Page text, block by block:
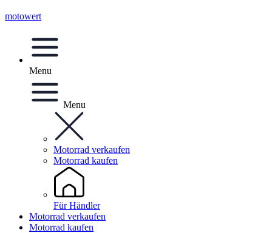
motowert
Menu
Menu
Motorrad verkaufen
Motorrad kaufen
Für Händler
Motorrad verkaufen
Motorrad kaufen